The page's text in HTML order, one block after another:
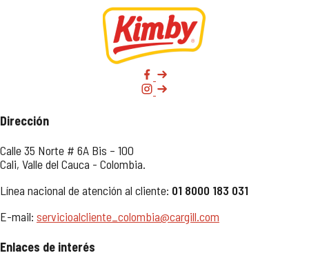
Dirección
Calle 35 Norte # 6A Bis – 100
Cali, Valle del Cauca - Colombia.
Línea nacional de atención al cliente: 01 8000 183 031
E-mail: servicioalcliente_colombia@cargill.com
Enlaces de interés